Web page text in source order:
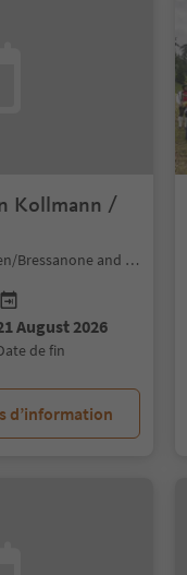
Kollmann /
Barbian/Barbiano, Brixen/Bressanone and environs
August 2026
date de fin
d’information